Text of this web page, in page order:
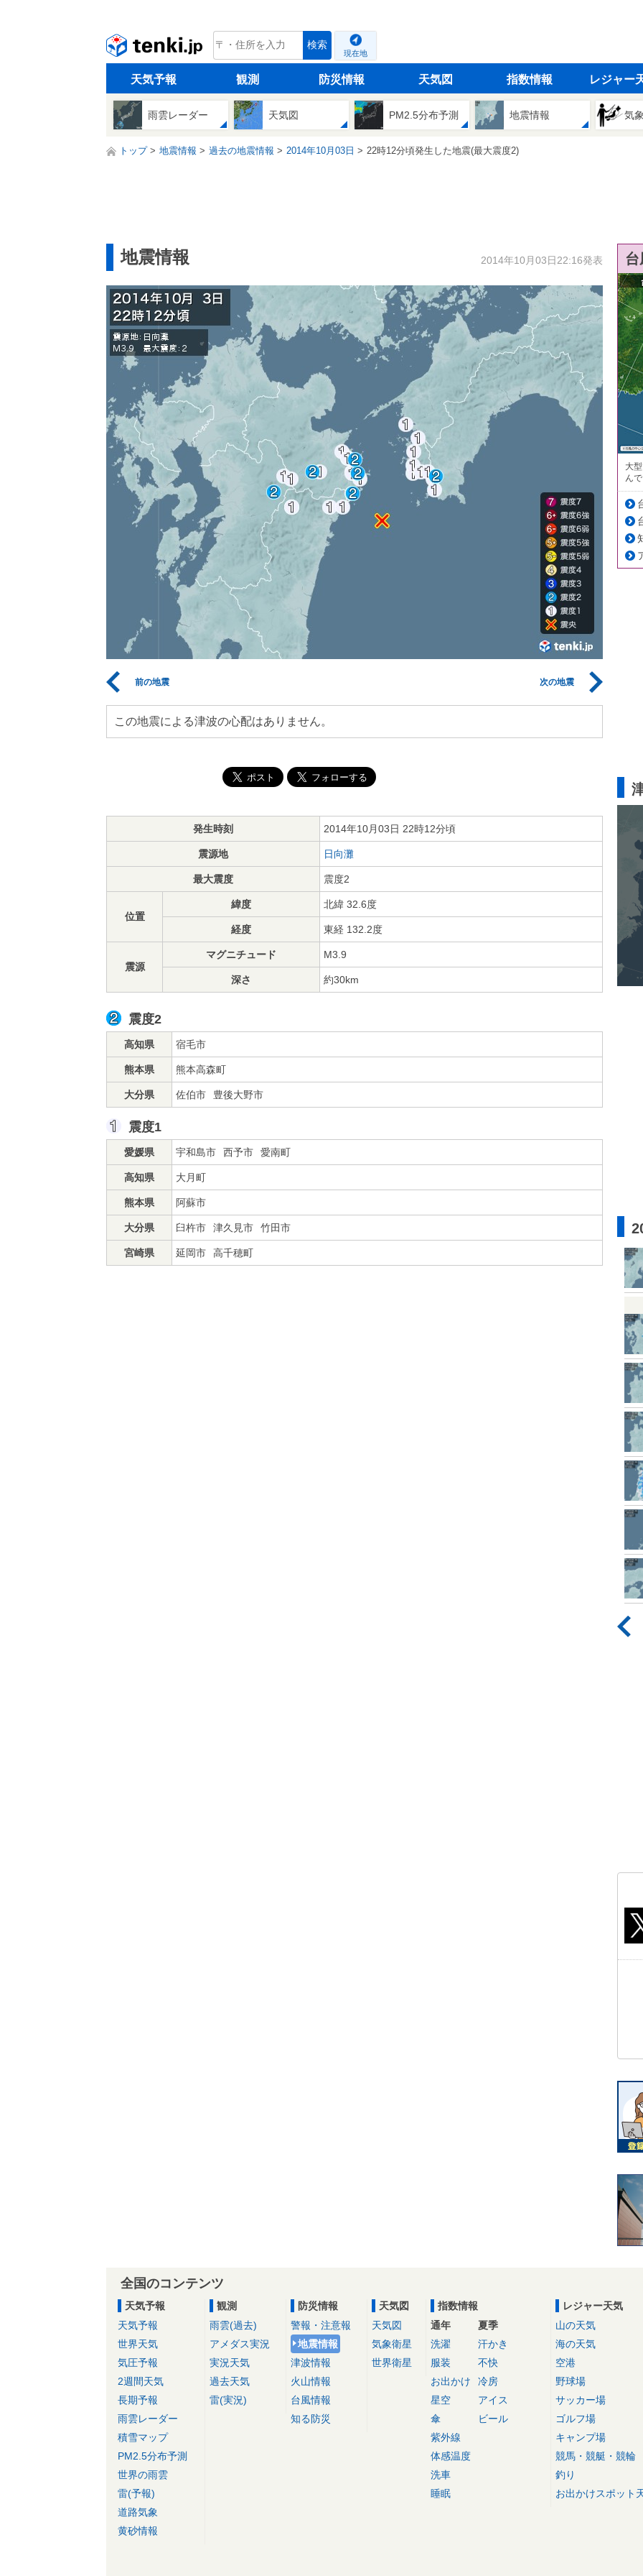
tenki.jp 検索
現在地
天気予報 観測 防災情報 天気図 指数情報 レジャー
雨雲レーダー 天気図 PM2.5分布予測 地震情報 気
トップ 地震情報 過去の地震情報 2014年10月03日 22時12分頃発生した地震(最大震度2)
地震情報 2014年10月03日22:16発表
前の地震 次の地震
この地震による津波の心配はありません。
発生時刻 2014年10月03日 22時12分頃
震源地 日向灘
最大震度 震度2
位置
緯度 北緯 32.6度
経度 東経 132.2度
震源
マグニチュード M3.9
深さ 約30km
震度2
高知県 宿毛市
熊本県 熊本高森町
大分県 佐伯市 豊後大野市
震度1
愛媛県 宇和島市 西予市 愛南町
高知県 大月町
熊本県 阿蘇市
大分県 臼杵市 津久見市 竹田市
宮崎県 延岡市 高千穂町
大
ん
全国のコンテンツ
天気予報
天気予報
世界天気
気圧予報
2週間天気
長期予報
雨雲レーダー
積雪マップ
PM2.5分布予測
世界の雨雲
雷(予報)
道路気象
黄砂情報
観測
雨雲(過去)
アメダス実況
実況天気
過去天気
雷(実況)
防災情報
警報・注意報
地震情報
津波情報
火山情報
台風情報
知る防災
天気図
天気図
気象衛星
世界衛星
指数情報
通年
洗濯
服装
お出かけ
星空
傘
紫外線
体感温度
洗車
睡眠
夏季
汗かき
不快
冷房
アイス
ビール
レジャー天気
山の天気
海の天気
空港
野球場
サッカー場
ゴルフ場
キャンプ場
競馬・競艇・競輪
釣り
お出かけスポット